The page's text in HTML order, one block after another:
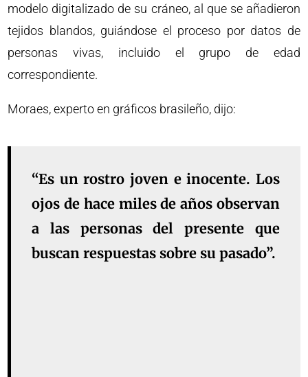
modelo digitalizado de su cráneo, al que se añadieron
tejidos blandos, guiándose el proceso por datos de
personas vivas, incluido el grupo de edad
correspondiente.
Moraes, experto en gráficos brasileño, dijo:
“Es un rostro joven e inocente. Los
ojos de hace miles de años observan
a las personas del presente que
buscan respuestas sobre su pasado”.